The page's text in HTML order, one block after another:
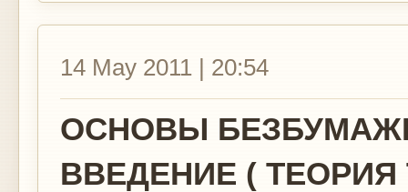
14 May 2011 | 20:54
ОСНОВЫ
ВВЕДЕНИЕ ( ТЕОРИЯ